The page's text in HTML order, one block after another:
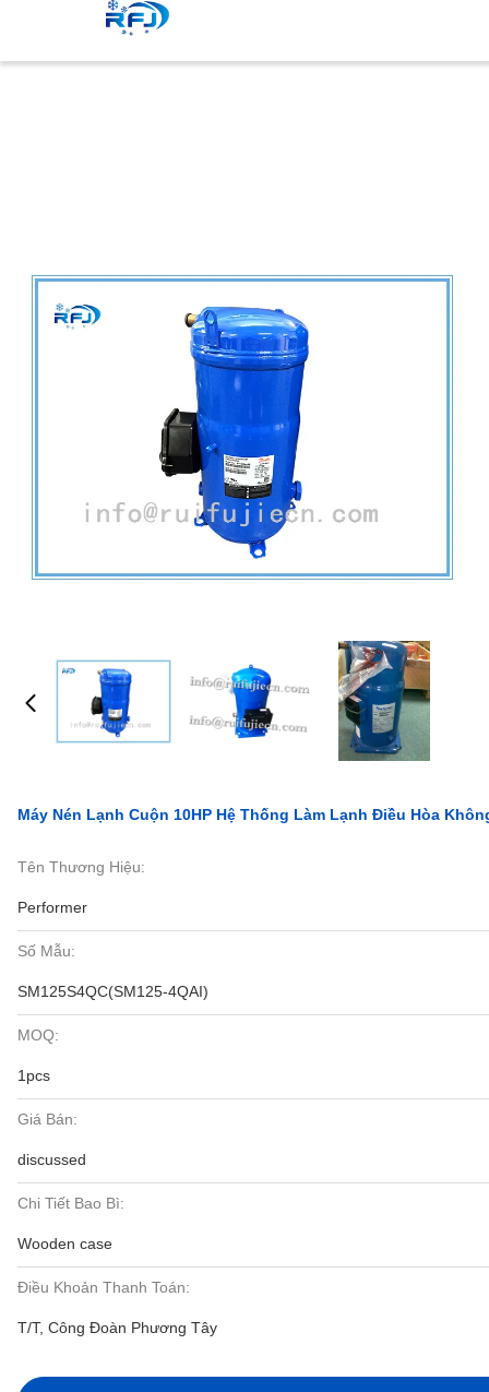
Máy Nén Lạnh Cuộn 10HP Hệ Thống Làm Lạnh Điều Hòa
Tên Thương Hiệu:
Performer
Số Mẫu:
SM125S4QC(SM125-4QAI)
MOQ:
1pcs
Giá Bán:
discussed
Chi Tiết Bao Bì:
Wooden case
Điều Khoản Thanh Toán:
T/T, Công Đoàn Phương Tây